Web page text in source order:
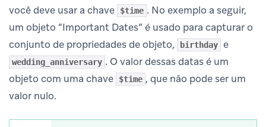
você deve usar a chave
$time . No exemplo a seguir,
um objeto “Important Dates” é usado para capturar o
conjunto de propriedades de objeto,
birthday e
wedding_anniversary . O valor dessas datas é um
objeto com uma chave
$time , que não pode ser um
valor nulo.